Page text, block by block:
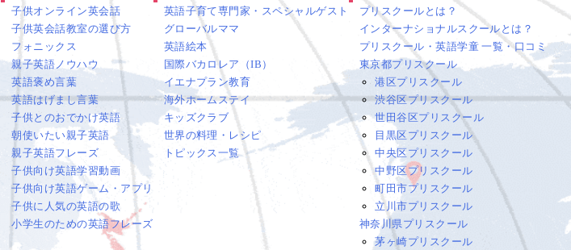
子供オンライン英会話
子供英会話教室の選び方
フォニックス
親子英語ノウハウ
英語褒め言葉
英語はげまし言葉
子供とのおでかけ英語
朝使いたい親子英語
親子英語フレーズ
子供向け英語学習動画
子供向け英語ゲーム・アプリ
子供に人気の英語の歌
小学生のための英語フレーズ
英語子育て専門家・スペシャルゲスト
グローバルママ
英語絵本
国際バカロレア（IB）
イエナプラン教育
海外ホームステイ
キッズクラブ
世界の料理・レシピ
トピックス一覧
プリスクールとは？
インターナショナルスクールとは？
プリスクール・英語学童 一覧・口コミ
東京都プリスクール
港区プリスクール
渋谷区プリスクール
世田谷区プリスクール
目黒区プリスクール
中央区プリスクール
中野区プリスクール
町田市プリスクール
立川市プリスクール
神奈川県プリスクール
茅ヶ崎プリスクール